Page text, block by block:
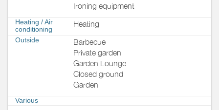
Ironing equipment
Heating / Air
conditioning
Heating
Outside
Barbecue
Private garden
Garden Lounge
Closed ground
Garden
Various